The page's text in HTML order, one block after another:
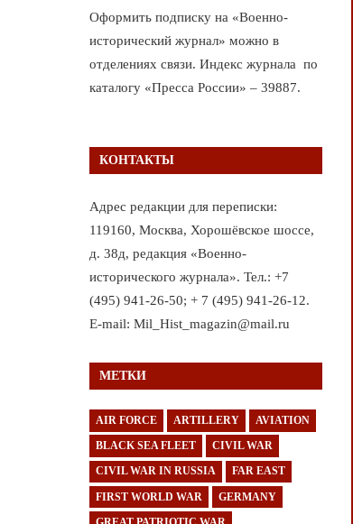
Оформить подписку на «Военно-
исторический журнал» можно в
отделениях связи. Индекс журнала по
каталогу «Пресса России» – 39887.
КОНТАКТЫ
Адрес редакции для переписки:
119160, Москва, Хорошёвское шоссе,
д. 38д, редакция «Военно-
исторического журнала». Тел.: +7
(495) 941-26-50; + 7 (495) 941-26-12.
E-mail: Mil_Hist_magazin@mail.ru
МЕТКИ
AIR FORCE ARTILLERY AVIATION
BLACK SEA FLEET CIVIL WAR
CIVIL WAR IN RUSSIA FAR EAST
FIRST WORLD WAR GERMANY